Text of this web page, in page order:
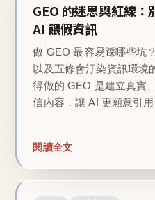
GEO 的迷思與紅線：
AI 餵假資訊
做 GEO 最容易踩哪些坑
以及五條會汙染資訊環境
得做的 GEO 是建立真實
信內容，讓 AI 更願意引用
閱讀全文